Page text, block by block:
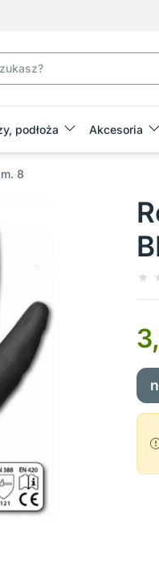
podłoża Akcesoria
8